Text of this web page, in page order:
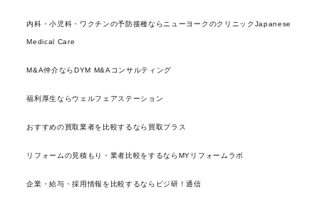
内科・小児科・ワクチンの予防接種ならニューヨークのクリニックJapanese
Medical Care
M&A仲介ならDYM M&Aコンサルティング
福利厚生ならウェルフェアステーション
おすすめの買取業者を比較するなら買取プラス
リフォームの見積もり・業者比較をするならMYリフォームラボ
企業・給与・採用情報を比較するならビジ研！通信